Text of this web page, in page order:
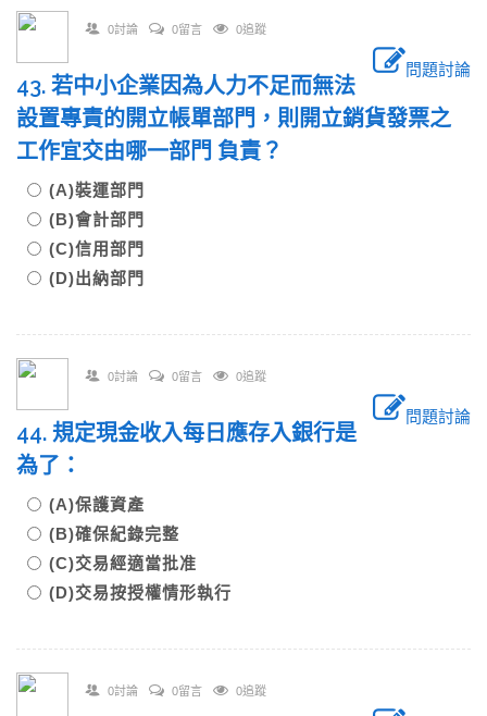
0討論 0留言 0追蹤
問題討論
43. 若中小企業因為人力不足而無法
設置專責的開立帳單部門，則開立銷貨發票之
工作宜交由哪一部門 負責？
(A)裝運部門
(B)會計部門
(C)信用部門
(D)出納部門
0討論 0留言 0追蹤
問題討論
44. 規定現金收入每日應存入銀行是
為了：
(A)保護資產
(B)確保紀錄完整
(C)交易經適當批准
(D)交易按授權情形執行
0討論 0留言 0追蹤